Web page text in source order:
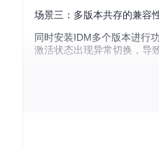
场景三：多版本共存的兼容
同时安装IDM多个版本进行
激活状态出现异常切换，导